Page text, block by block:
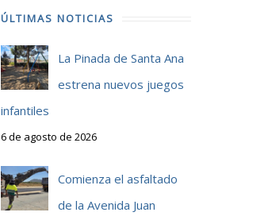
ÚLTIMAS NOTICIAS
La Pinada de Santa Ana
estrena nuevos juegos
infantiles
6 de agosto de 2026
Comienza el asfaltado
de la Avenida Juan